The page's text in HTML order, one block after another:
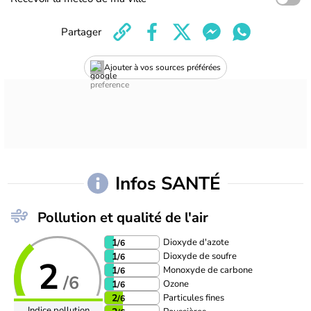
Ajouter à vos sources préférées
Partager
Infos SANTÉ
Pollution et qualité de l'air
2 /6
1/6 Dioxyde d'azote
1/6 Dioxyde de soufre
1/6 Monoxyde de carbone
1/6 Ozone
2/6 Particules fines